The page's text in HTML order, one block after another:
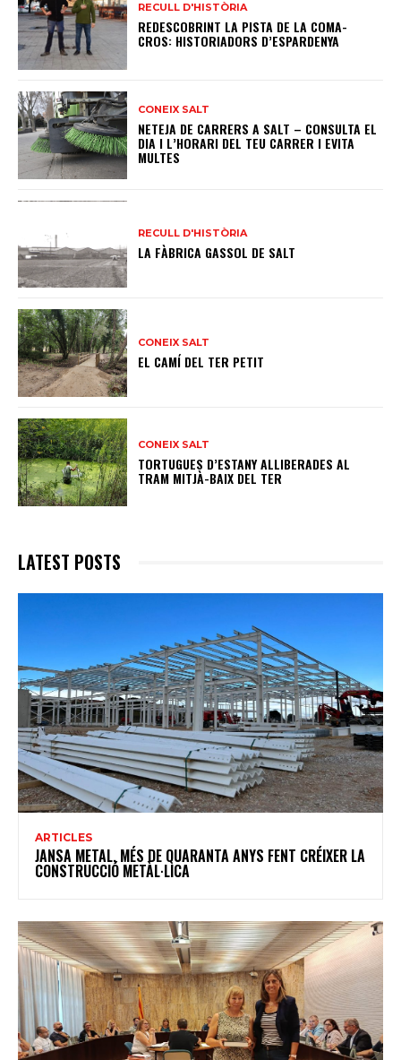
RECULL D'HISTÒRIA
REDESCOBRINT LA PISTA DE LA COMA-
CROS: HISTORIADORS D’ESPARDENYA
CONEIX SALT
NETEJA DE CARRERS A SALT – CONSULTA EL
DIA I L’HORARI DEL TEU CARRER I EVITA
MULTES
RECULL D'HISTÒRIA
LA FÀBRICA GASSOL DE SALT
CONEIX SALT
EL CAMÍ DEL TER PETIT
CONEIX SALT
TORTUGUES D’ESTANY ALLIBERADES AL
TRAM MITJÀ-BAIX DEL TER
LATEST POSTS
ARTICLES
JANSA METAL, MÉS DE QUARANTA ANYS FENT CRÉIXER LA
CONSTRUCCIÓ METÀL·LICA